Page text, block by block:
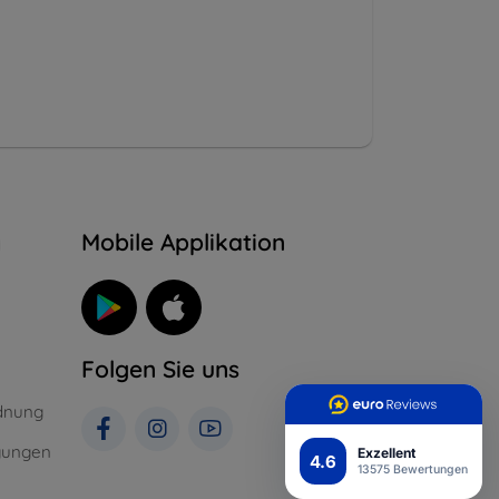
4.6 Exzellent
13575 Bewertungen
Mobile Applikation
Folgen Sie uns